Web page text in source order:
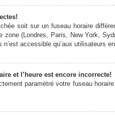
soit sur un fuseau horaire
zone (Londres, Paris, New York,
accessible qu’aux utilisateurs
et l’heure est encore incorrecte!
paramétré votre fuseau